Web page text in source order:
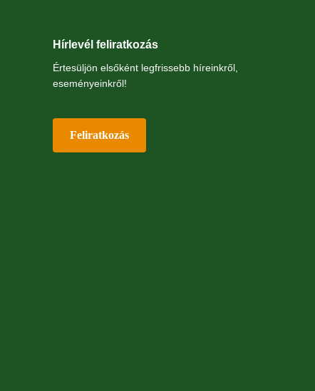
Hírlevél feliratkozás
Értesüljön elsőként legfrissebb híreinkről,
eseményeinkről!
Feliratkozás